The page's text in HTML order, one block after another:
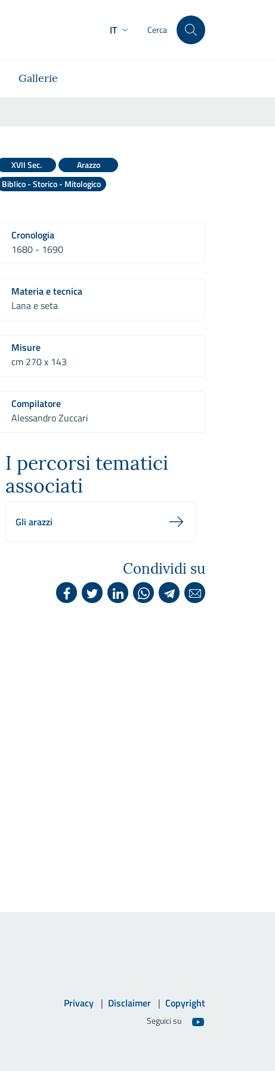
IT Cerca
Gallerie
XVII Sec.
Arazzo
Biblico - Storico - Mitologico
Cronologia
1680 - 1690
Materia e tecnica
Lana e seta
Misure
cm 270 x 143
Compilatore
Alessandro Zuccari
I percorsi tematici
associati
Gli arazzi
Condividi su
Privacy Disclaimer Copyright
Seguici su